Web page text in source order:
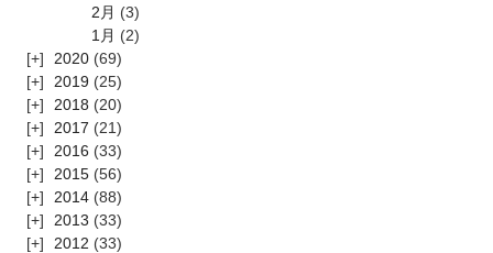
2月 (3)
1月 (2)
2020 (69)
2019 (25)
2018 (20)
2017 (21)
2016 (33)
2015 (56)
2014 (88)
2013 (33)
2012 (33)